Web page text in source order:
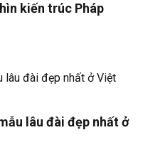
kiến trúc Pháp
lâu đài đẹp nhất ở